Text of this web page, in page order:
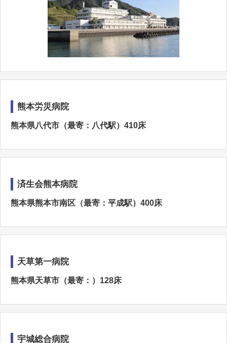
熊本労災病院
熊本県八代市（最寄：八代駅）410床
済生会熊本病院
熊本県熊本市南区（最寄：平成駅）400床
天草第一病院
熊本県天草市（最寄：）128床
宇城総合病院